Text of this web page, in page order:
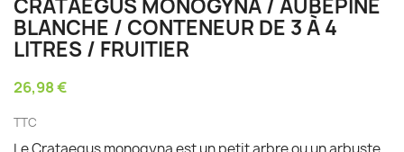
CRATAEGUS MONOGYNA / AUBÉPINE
BLANCHE / CONTENEUR DE 3 À 4
LITRES / FRUITIER
26,98 €
TTC